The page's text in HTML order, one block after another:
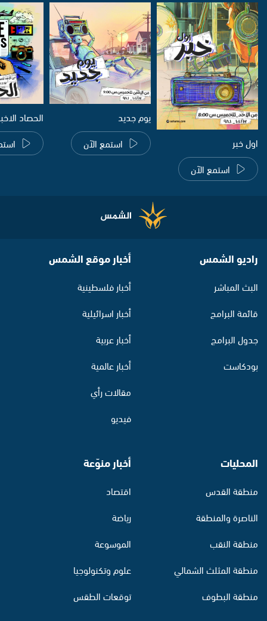
اول خبر
استمع الآن
يوم جديد
استمع الآن
الحصاد
راديو الشمس
البث المباشر
قائمة البرامج
جدول البرامج
بودكاست
أخبار موقع الشمس
أخبار فلسطينية
أخبار اسرائيلية
أخبار عربية
أخبار عالمية
مقالات رأي
فيديو
المحليات
منطقة القدس
الناصرة والمنطقة
منطقة النقب
منطقة المثلث الشمالي
منطقة البطوف
أخبار منوّعة
اقتصاد
رياضة
الموسوعة
علوم وتكنولوجيا
توقعات الطقس